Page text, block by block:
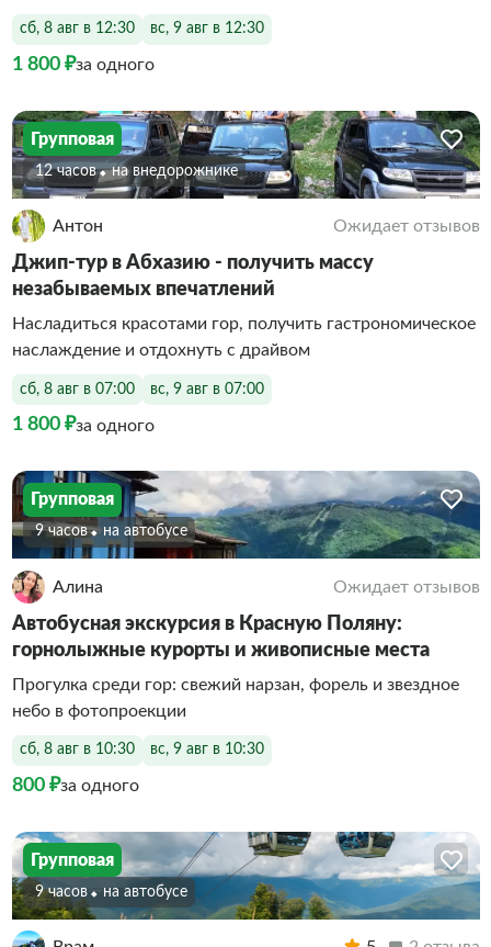
сб, 8 авг в 12:30 вс, 9 авг в 12:30
1 800 ₽за одного
Групповая
12 часов На внедорожнике
Антон Ожидает отзывов
Джип-тур в Абхазию - получить массу
незабываемых впечатлений
Насладиться красотами гор, получить гастрономическое
наслаждение и отдохнуть с драйвом
сб, 8 авг в 07:00 вс, 9 авг в 07:00
1 800 ₽за одного
Групповая
9 часов На автобусе
Алина Ожидает отзывов
Автобусная экскурсия в Красную Поляну:
горнолыжные курорты и живописные места
Прогулка среди гор: свежий нарзан, форель и звездное
небо в фотопроекции
сб, 8 авг в 10:30 вс, 9 авг в 10:30
800 ₽за одного
Групповая
9 часов На автобусе